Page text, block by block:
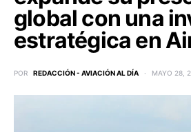
global con una
estratégica en
POR REDACCIÓN - AVIACIÓN AL DÍA MAYO 28,